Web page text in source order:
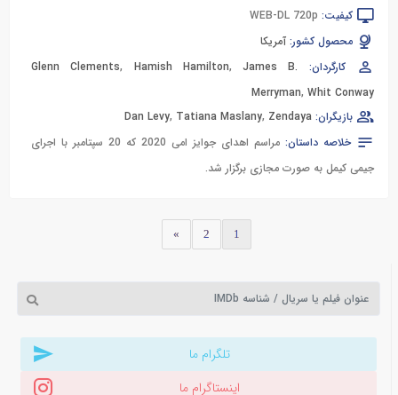
کیفیت: WEB-DL 720p
محصول کشور: آمریکا
کارگردان:
Glenn Clements, Hamish Hamilton,James B.
Merryman, Whit Conway
بازیگران:
Dan Levy, Tatiana Maslany, Zendaya
خلاصه داستان:
مراسم اهدای جوایز امی 2020 که 20 سپتامبر با اجرای
جیمی کیمل به صورت مجازی برگزار شد.
1
2
»
تلگرام ما
اینستاگرام ما